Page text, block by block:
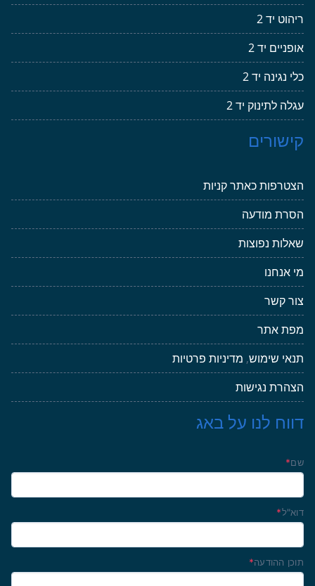
ריהוט יד 2
אופניים יד 2
כלי נגינה יד 2
עגלה לתינוק יד 2
קישורים
הצטרפות כאתר קניות
הסרת מודעה
שאלות נפוצות
מי אנחנו
צור קשר
מפת אתר
תנאי שימוש, מדיניות פרטיות
הצהרת נגישות
דווח לנו על באג
שם*
דוא"ל*
תוכן ההודעה*